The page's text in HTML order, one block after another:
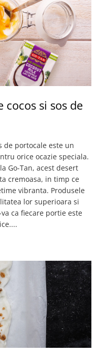
cocos si sos de
de portocale este un
orice ocazie speciala.
Go-Tan, acest desert
cremoasa, in timp ce
vibranta. Produsele
lor superioara si
ca fiecare portie este